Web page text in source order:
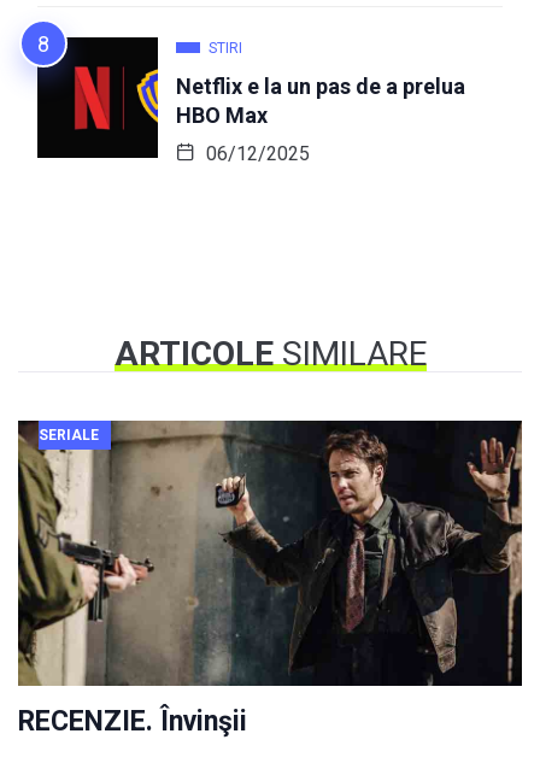
STIRI
Netflix e la un pas de a prelua
HBO Max
06/12/2025
ARTICOLESIMILARE
SERIALE
RECENZIE. Învinşii